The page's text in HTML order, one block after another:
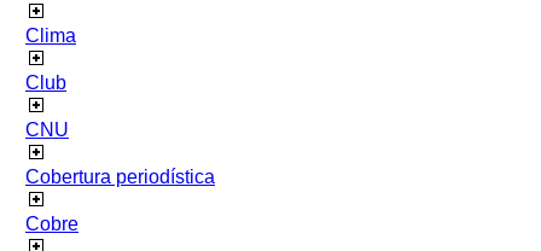
Clima
Club
CNU
Cobertura periodística
Cobre